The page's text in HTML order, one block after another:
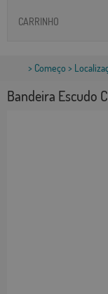
CARRINHO
> Começo >
Bandeira Escudo